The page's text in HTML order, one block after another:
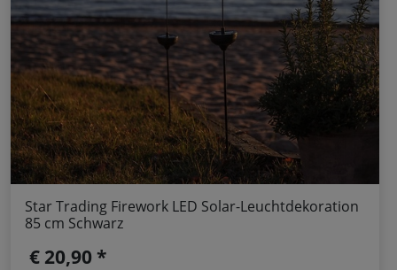
Star Trading Firework LED Solar-Leuchtdekoration
85 cm Schwarz
€ 20,90 *